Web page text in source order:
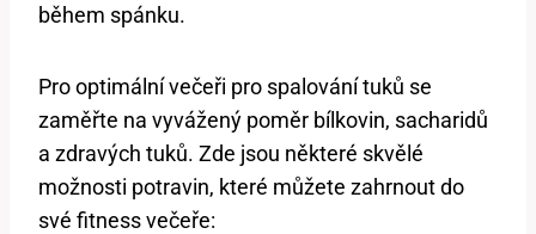
během spánku.
Pro optimální večeři pro spalování tuků se
zaměřte na vyvážený poměr bílkovin, sacharidů
a zdravých tuků. Zde jsou některé skvělé
možnosti potravin, které můžete zahrnout do
své fitness večeře: